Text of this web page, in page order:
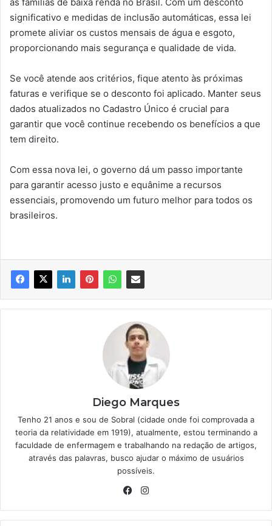
significativo e medidas de inclusão automáticas, essa lei
promete aliviar os custos mensais de água e esgoto,
proporcionando mais segurança e qualidade de vida.
Se você atende aos critérios, fique atento às próximas
faturas e verifique se o desconto foi aplicado. Manter seus
dados atualizados no Cadastro Único é crucial para
garantir que você continue recebendo os benefícios a que
tem direito.
Com essa nova lei, o governo dá um passo importante
para garantir acesso justo e equânime a recursos
essenciais, promovendo um futuro melhor para todos os
brasileiros.
Diego Marques
Tenho 21 anos e sou de Sobral (cidade onde foi comprovada a
teoria da relatividade em 1919), atualmente, estou terminando a
faculdade de enfermagem e trabalhando na redação de artigos,
através das palavras, busco ajudar o máximo de usuários
possíveis.
Facebook